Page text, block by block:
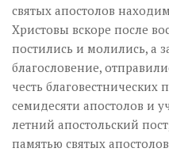
святых апостолов
Христовы вскоре после
постились и молились, а
благословение,
честь
семидесяти апостолов и
летний апостольский
памятью святых